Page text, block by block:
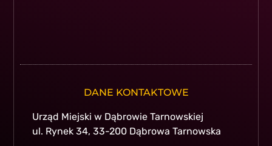
DANE KONTAKTOWE
Urząd Miejski w Dąbrowie Tarnowskiej
ul. Rynek 34, 33-200 Dąbrowa Tarnowska